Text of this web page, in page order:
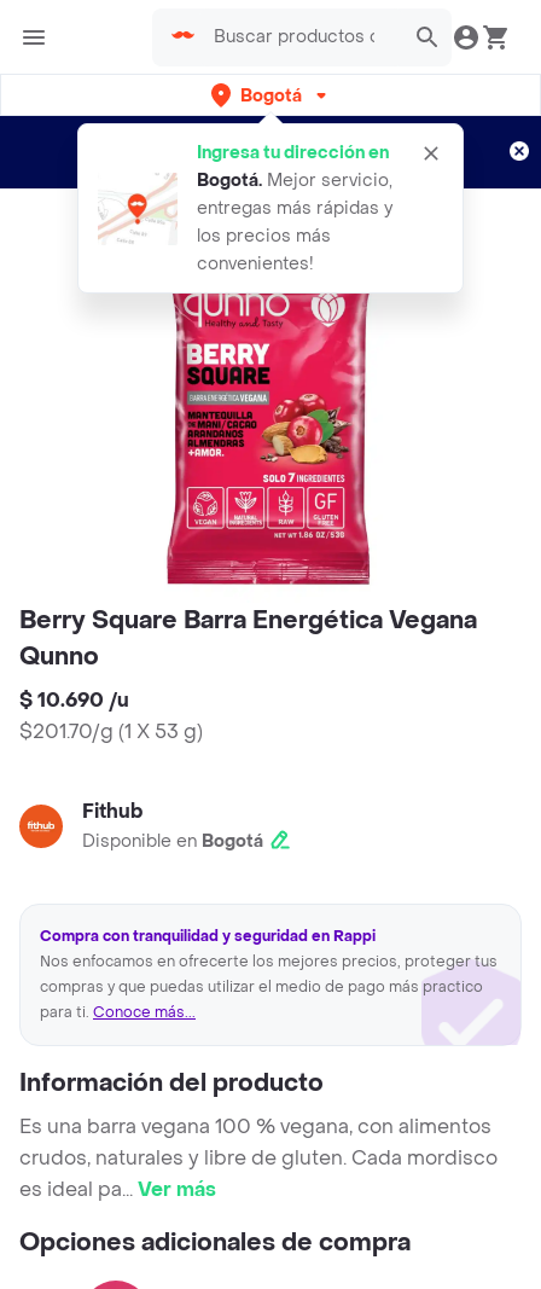
Bogotá
Ingresa tu dirección en
Bogotá. Mejor servicio,
entregas más rápidas y
los precios más
convenientes!
envíos gratis por semanas
Aplican TyC
Berry Square Barra Energética Vegana
Qunno
$ 10.690 /u
$201.70/g (1 X 53 g)
Fithub
Disponible en Bogotá
Compra con tranquilidad y seguridad en Rappi
Nos enfocamos en ofrecerte los mejores precios, proteger tus
compras y que puedas utilizar el medio de pago más practico
para ti. Conoce más...
Información del producto
Es una barra vegana 100 % vegana, con alimentos
crudos, naturales y libre de gluten. Cada mordisco
es ideal pa...Ver más
Opciones adicionales de compra